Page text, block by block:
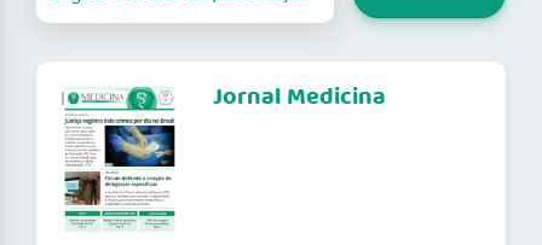
Jornal Medicina